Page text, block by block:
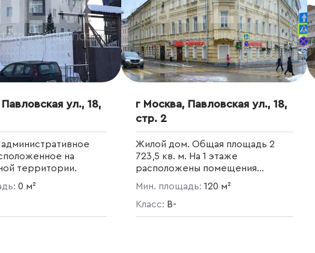
ул., 18,
на
территории.
0 м²
г Москва, Павловская ул., 18,
стр. 2
Жилой дом. Общая площадь 2
723,5 кв. м. На 1 этаже
расположены помещения
свободного назначения.
Мин. площадь: 120 м²
Класс: B-